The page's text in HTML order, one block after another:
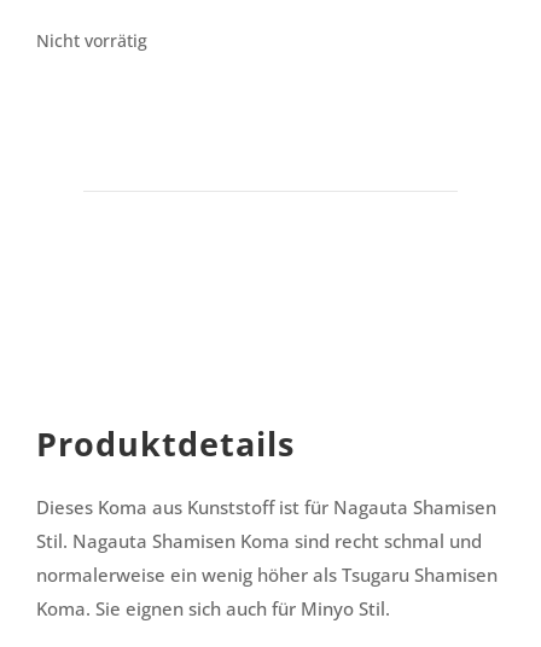
Nicht vorrätig
Produktdetails
Dieses Koma aus Kunststoff ist für Nagauta Shamisen
Stil. Nagauta Shamisen Koma sind recht schmal und
normalerweise ein wenig höher als Tsugaru Shamisen
Koma. Sie eignen sich auch für Minyo Stil.